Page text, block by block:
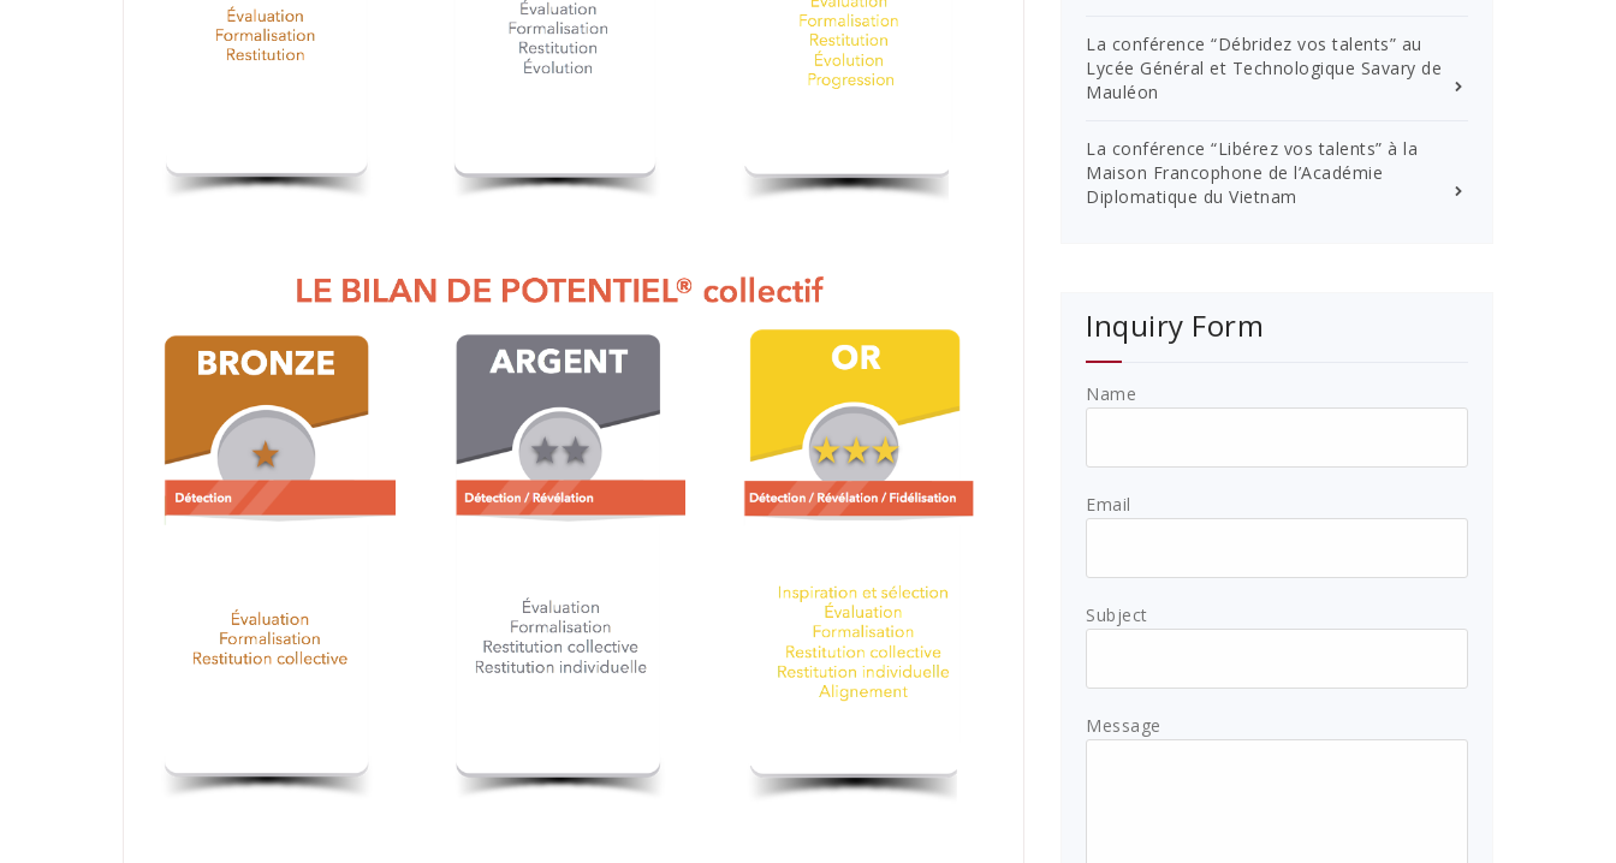
La conférence “Débridez vos talents” au
Lycée Général et Technologique Savary de
Mauléon
La conférence “Libérez vos talents” à la
Maison Francophone de l’Académie
Diplomatique du Vietnam
Inquiry Form
Name
Email
Subject
Message